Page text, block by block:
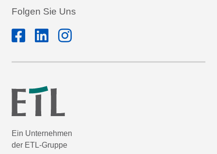
Folgen Sie Uns
Ein Unternehmen
der ETL-Gruppe